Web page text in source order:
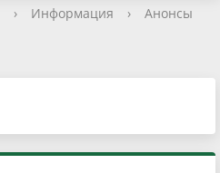
› Информация › Анонсы